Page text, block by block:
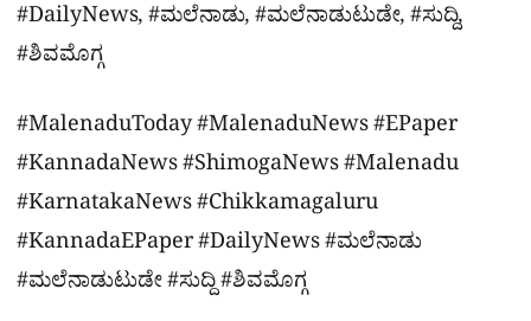
#DailyNews, #ಮಲೆನಾಡು, #ಮಲೆನಾಡುಟುಡೇ, #ಸುದ್ದಿ,
#ಶಿವಮೊಗ್ಗ
#MalenaduToday #MalenaduNews #EPaper
#KannadaNews #ShimogaNews #Malenadu
#KarnatakaNews #Chikkamagaluru
#KannadaEPaper #DailyNews #ಮಲೆನಾಡು
#ಮಲೆನಾಡುಟುಡೇ #ಸುದ್ದಿ #ಶಿವಮೊಗ್ಗ